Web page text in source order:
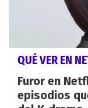
QUÉ VER EN
Furor en
episodios